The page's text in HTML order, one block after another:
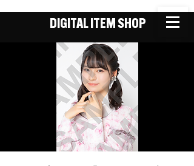
DIGITAL ITEM SHOP